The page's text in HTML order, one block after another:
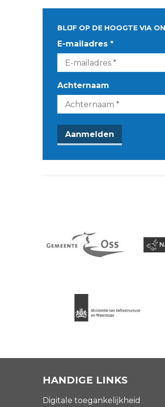
BLIJF OP DE HOOGTE VIA
E-mailadres *
Achternaam
HANDIGE LINKS
Digitale toegankelijkheid